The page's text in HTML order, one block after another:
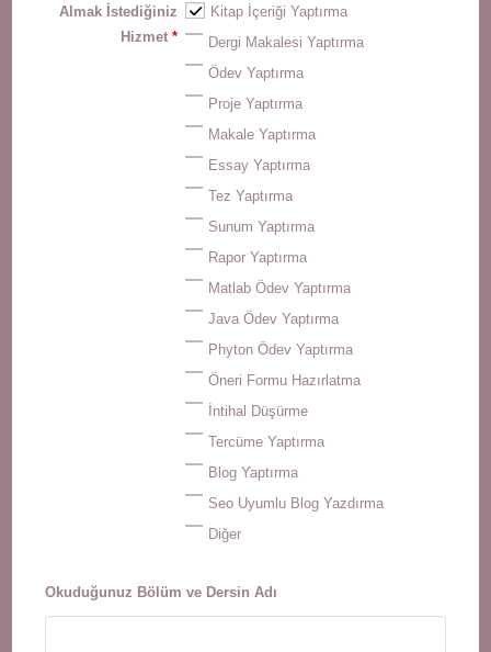
Almak İstediğiniz
Hizmet *
Kitap İçeriği Yaptırma
Dergi Makalesi Yaptırma
Ödev Yaptırma
Proje Yaptırma
Makale Yaptırma
Essay Yaptırma
Tez Yaptırma
Sunum Yaptırma
Rapor Yaptırma
Matlab Ödev Yaptırma
Java Ödev Yaptırma
Phyton Ödev Yaptırma
Öneri Formu Hazırlatma
İntihal Düşürme
Tercüme Yaptırma
Blog Yaptırma
Seo Uyumlu Blog Yazdırma
Diğer
Okuduğunuz Bölüm ve Dersin Adı